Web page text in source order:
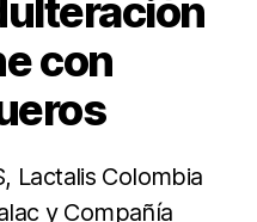
con
Lactalis Colombia
y Compañía